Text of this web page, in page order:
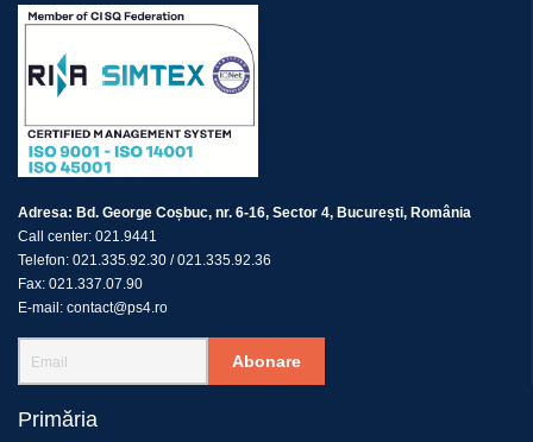
Adresa: Bd. George Coșbuc, nr. 6-16, Sector 4, București, România
Call center: 021.9441
Telefon: 021.335.92.30 /021.335.92.36
Fax: 021.337.07.90
E-mail: contact@ps4.ro
Abonare
Primăria